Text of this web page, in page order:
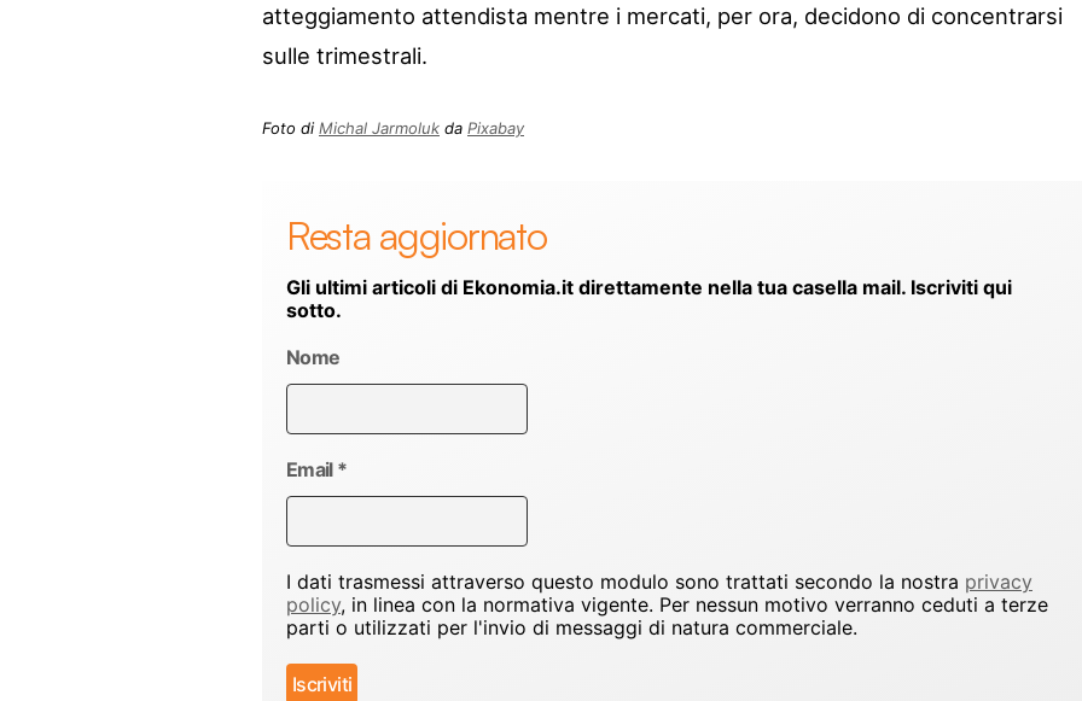
atteggiamento attendista mentre i mercati, per ora, decidono di concentrarsi
sulle trimestrali.
Foto di Michal Jarmoluk da Pixabay
Resta aggiornato
Gli ultimi articoli di Ekonomia.it direttamente nella tua casella mail. Iscriviti qui
sotto.
Nome
Email *
I dati trasmessi attraverso questo modulo sono trattati secondo la nostra privacy
policy, in linea con la normativa vigente. Per nessun motivo verranno ceduti a terze
parti o utilizzati per l'invio di messaggi di natura commerciale.